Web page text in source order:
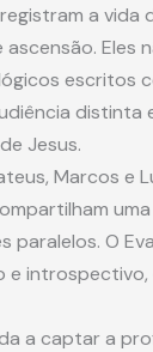
a vida
Eles
escritos
Jesus.
Marcos e
paralelos. O
a captar a